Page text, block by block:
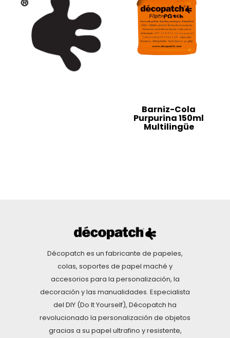
Barniz-Cola
Purpurina 150ml
Multilingüe
Décopatch es un fabricante de papeles,
colas, soportes de papel maché y
accesorios para la personalización, la
decoración y las manualidades. Especialista
del DIY (Do It Yourself), Décopatch ha
revolucionado la personalización de objetos
gracias a su papel ultrafino y resistente,